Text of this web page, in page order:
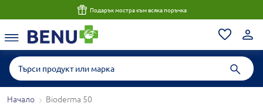
Подарък мостра към всяка поръчка
Начало Bioderma 50